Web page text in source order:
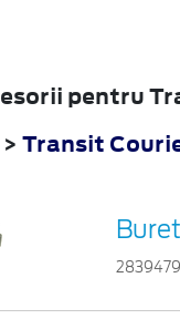
pentru
> Transit
2839479